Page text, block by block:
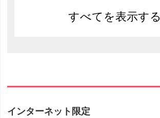
すべてを表示する
インターネット限定